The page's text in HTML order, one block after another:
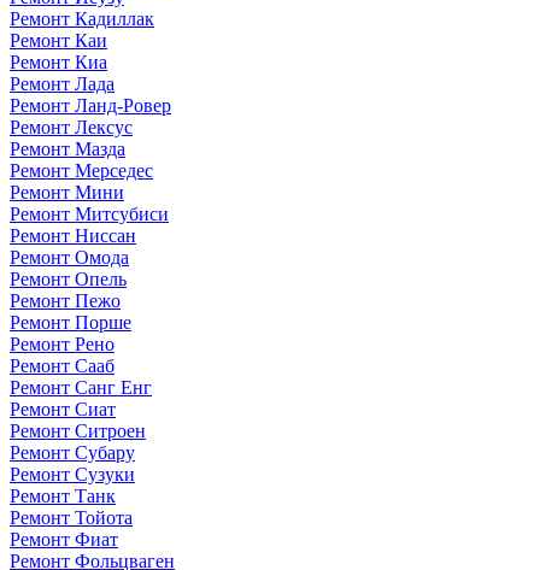
Ремонт Кадиллак
Ремонт Каи
Ремонт Киа
Ремонт Лада
Ремонт Ланд-Ровер
Ремонт Лексус
Ремонт Мазда
Ремонт Мерседес
Ремонт Мини
Ремонт Митсубиси
Ремонт Ниссан
Ремонт Омода
Ремонт Опель
Ремонт Пежо
Ремонт Порше
Ремонт Рено
Ремонт Сааб
Ремонт Санг Енг
Ремонт Сиат
Ремонт Ситроен
Ремонт Субару
Ремонт Сузуки
Ремонт Танк
Ремонт Тойота
Ремонт Фиат
Ремонт Фольцваген